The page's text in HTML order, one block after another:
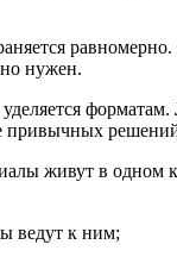
нужен.
форматам.
привычных
живут в одном
ведут к ним;